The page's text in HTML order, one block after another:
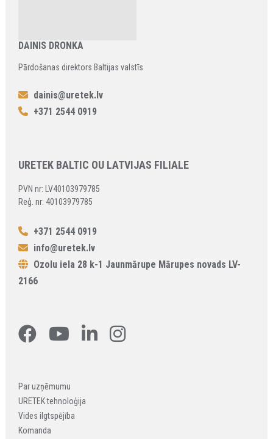
DAINIS DRONKA
Pārdošanas direktors Baltijas valstīs
dainis@uretek.lv
+371 2544 0919
URETEK BALTIC OU LATVIJAS FILIALE
PVN nr: LV40103979785
Reģ. nr: 40103979785
+371 2544 0919
info@uretek.lv
Ozolu iela 28 k-1 Jaunmārupe Mārupes novads LV-
2166
Par uzņēmumu
URETEK tehnoloģija
Vides ilgtspējība
Komanda